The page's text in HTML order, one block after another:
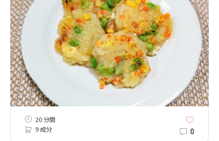
20 分間
9 成分
0